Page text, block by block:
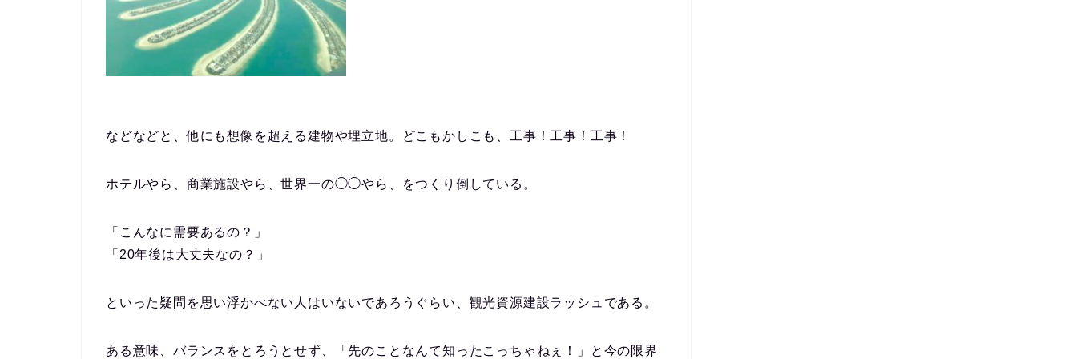
などなどと、他にも想像を超える建物や埋立地。どこもかしこも、工事！工事！工事！
ホテルやら、商業施設やら、世界一の◯◯やら、をつくり倒している。
「こんなに需要あるの？」
「20年後は大丈夫なの？」
といった疑問を思い浮かべない人はいないであろうぐらい、観光資源建設ラッシュである。
ある意味、バランスをとろうとせず、「先のことなんて知ったこっちゃねぇ！」と今の限界